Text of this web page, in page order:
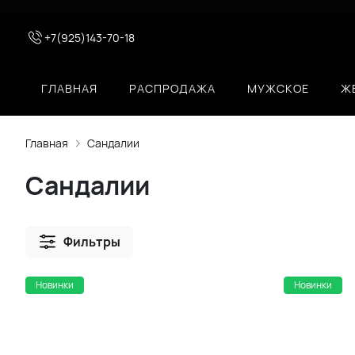
+7(925)143-70-18
ГЛАВНАЯ РАСПРОДАЖА МУЖСКОЕ
Главная Сандалии
Сандалии
Фильтры
Новинки Новинки